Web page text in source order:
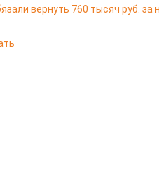
вернуть 760 тысяч руб.